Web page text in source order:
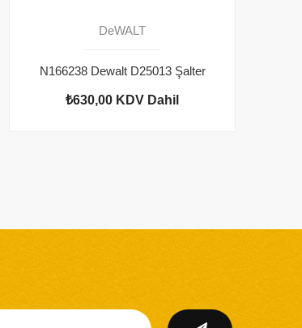
DeWALT
N166238 Dewalt D25013 Şalter
₺630,00 KDV Dahil